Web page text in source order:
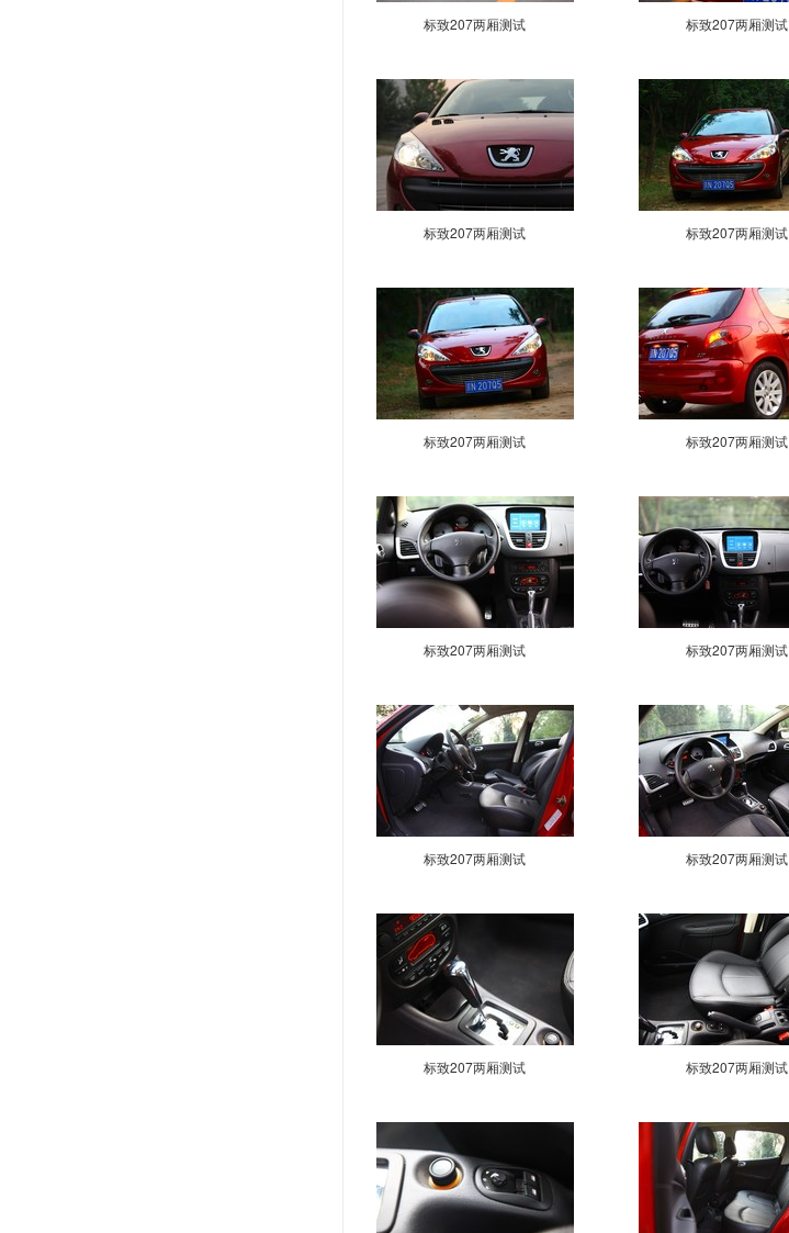
标致207两厢测试 标致207两厢测试
标致207两厢测试 标致207两厢测试
标致207两厢测试 标致207两厢测试
标致207两厢测试 标致207两厢测试
标致207两厢测试 标致207两厢测试
标致207两厢测试 标致207两厢测试